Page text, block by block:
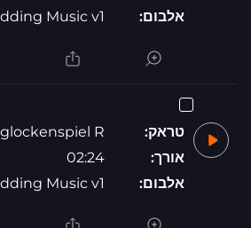
אלבום:
Music v1
טראק:
R
אורך:
02:24
אלבום:
Music v1